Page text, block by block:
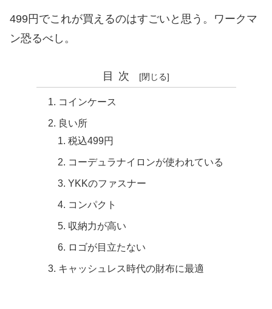
499円でこれが買えるのはすごいと思う。ワークマ
ン恐るべし。
目次
コインケース
良い所
税込499円
コーデュラナイロンが使われている
YKKのファスナー
コンパクト
収納力が高い
ロゴが目立たない
キャッシュレス時代の財布に最適